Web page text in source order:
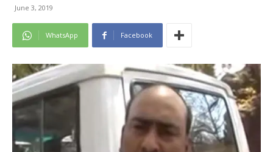
June 3, 2019
WhatsApp Facebook